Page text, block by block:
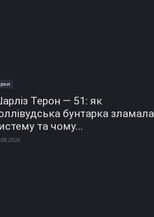
Терон — 51: як
бунтарка зламала
та чому...